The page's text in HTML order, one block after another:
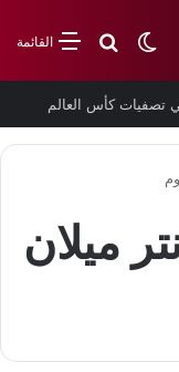
القائمةبحث عن
الوضع المظلم
تصفيات كأس العالم
ميلان